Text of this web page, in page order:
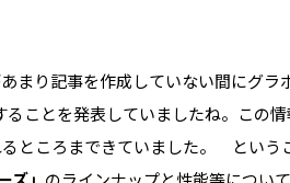
まり記事を作成していない間にグ
ことを発表していましたね。この
ところまできていました。 という